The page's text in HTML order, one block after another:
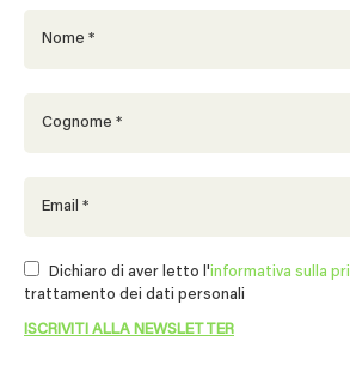
Dichiaro di aver letto l'informativa sulla
trattamento dei dati personali